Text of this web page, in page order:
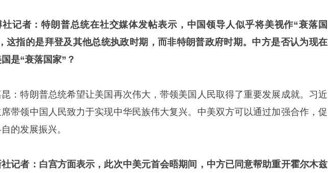
社记者：特朗普总统在社交媒体发帖表示，中国领导人似乎将美视作“衰落国
这指的是拜登及其他总统执政时期，而非特朗普政府时期。中方是否认为现在
是“衰落国家”？
：特朗普总统希望让美国再次伟大，带领美国人民取得了重要发展成就。习近
带领中国人民致力于实现中华民族伟大复兴。中美双方可以通过加强合作，促
的发展振兴。
记者：白宫方面表示，此次中美元首会晤期间，中方已同意帮助重开霍尔木兹